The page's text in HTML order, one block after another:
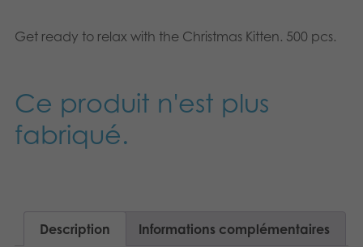
Get ready to relax with the Christmas Kitten. 500 pcs.
Ce produit n'est plus
fabriqué.
Description Informations complémentaires